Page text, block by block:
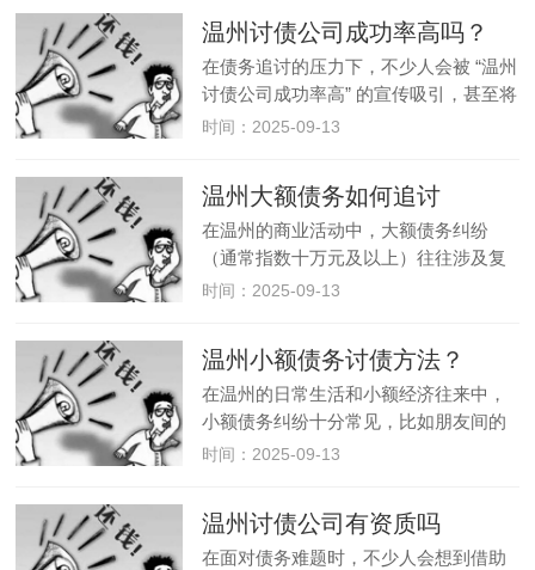
受法律保护，甚至可能成为日…
温州讨债公司成功率高吗？
在债务追讨的压力下，不少人会被 “温州
讨债公司成功率高” 的宣传吸引，甚至将
其视为解决债务问题的 “捷径”。但事实
和利益陷阱，盲目相…
时间：2025-09-13
温州大额债务如何追讨
在温州的商业活动中，大额债务纠纷
（通常指数十万元及以上）往往涉及复
杂的资金往来和利益关系，追讨难度远
手，甚至动过委托温州讨债公司…
时间：2025-09-13
温州小额债务讨债方法？
在温州的日常生活和小额经济往来中，
小额债务纠纷十分常见，比如朋友间的
借款、小额货款拖欠等。面对这类 “数额
借助温州讨债公司。但实…
时间：2025-09-13
温州讨债公司有资质吗
在面对债务难题时，不少人会想到借助